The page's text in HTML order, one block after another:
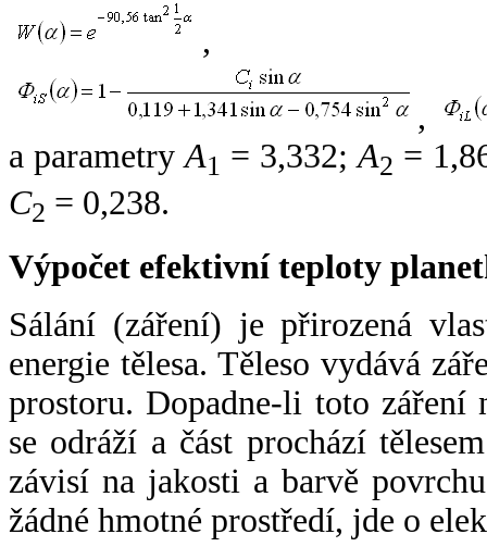
,
,
a parametryA1 = 3,332;A2 =
C2 = 0,238.
Výpočet efektivní teploty
Sálání (záření) je přirozená
energie tělesa. Těleso vydává
prostoru. Dopadne-li toto záření
se odráží a část prochází
závisí na jakosti a barvě
žádné hmotné prostředí, jde o